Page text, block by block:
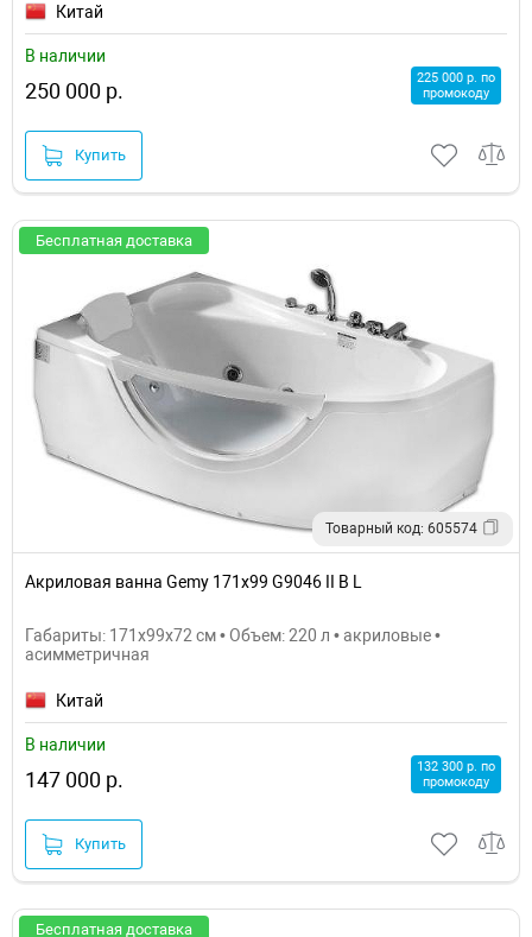
Китай
В наличии
250 000 р.
225 000 р. по
промокоду
Купить
Бесплатная доставка
Товарный код: 605574
Акриловая ванна Gemy 171x99 G9046 II B L
Габариты: 171x99x72 см • Объем: 220 л • акриловые •
асимметричная
Китай
В наличии
147 000 р.
132 300 р. по
промокоду
Купить
Бесплатная доставка